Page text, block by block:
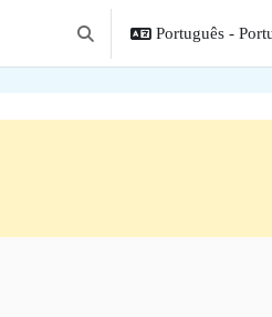
Alternar a entrada da
Português -